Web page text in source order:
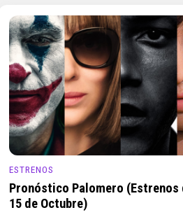
ESTRENOS
Pronóstico Palomero (Estrenos
15 de Octubre)